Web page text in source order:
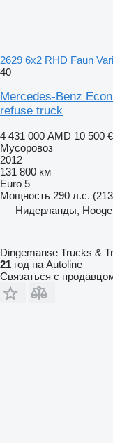
2629 6x2 RHD Faun
40
Mercedes-Benz
refuse truck
4 431 000 AMD 10 500 €
Мусоровоз
2012
131 800 км
Euro 5
Мощность 290 л.с.
Нидерланды,
Dingemanse Trucks &
21 год на Autoline
Связаться с